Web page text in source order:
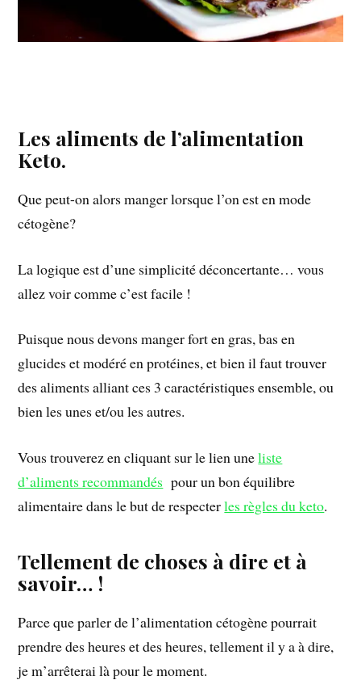
Les aliments de l’alimentation
Keto.
Que peut-on alors manger lorsque l’on est en mode
cétogène?
La logique est d’une simplicité déconcertante… vous
allez voir comme c’est facile !
Puisque nous devons manger fort en gras, bas en
glucides et modéré en protéines, et bien il faut trouver
des aliments alliant ces 3 caractéristiques ensemble, ou
bien les unes et/ou les autres.
Vous trouverez en cliquant sur le lien uneliste
d’aliments recommandés pour un bon équilibre
alimentaire dans le but de respecterles règles du keto.
Tellement de choses à dire et à
savoir… !
Parce que parler de l’alimentation cétogène pourrait
prendre des heures et des heures, tellement il y a à dire,
je m’arrêterai là pour le moment.